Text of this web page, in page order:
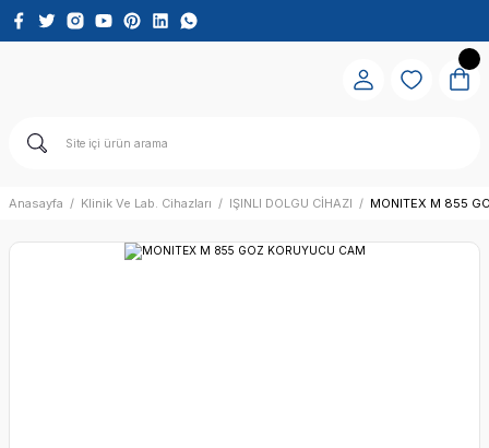
Anasayfa Klinik Ve Lab. Cihazları IŞINLI DOLGU CİHAZI MONITEX M 855